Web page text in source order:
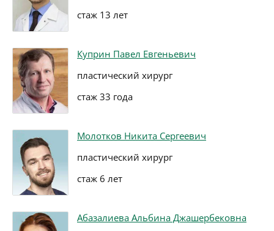
стаж 13 лет
Куприн Павел Евгеньевич
пластический хирург
стаж 33 года
Молотков Никита Сергеевич
пластический хирург
стаж 6 лет
Абазалиева Альбина Джашербековна